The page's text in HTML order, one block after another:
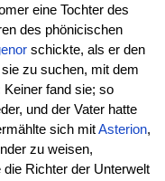
eine Tochter des
des phönicischen
schickte, als er den
zu suchen, mit dem
Keiner fand sie; so
und der Vater hatte
sich mitAsterion,
zu weisen,
Richter der Unterwelt